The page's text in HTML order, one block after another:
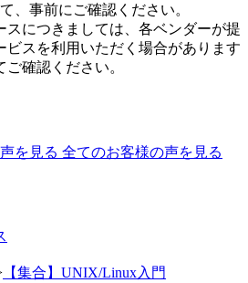
、事前にご確認ください。
スにつきましては、各ベンダーが提
ビスを利用いただく場合があります
確認ください。
全てのお客様の声を見る
【集合】UNIX/Linux入門